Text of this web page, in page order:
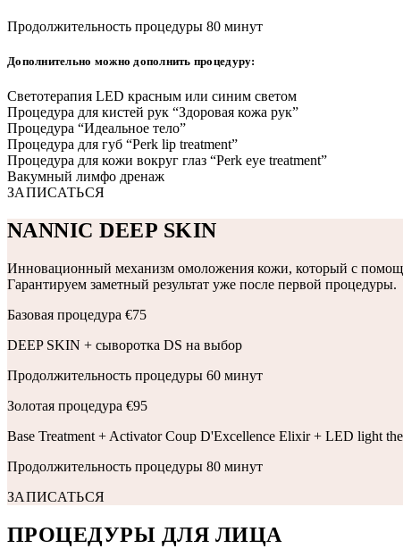
Продолжительность процедуры 80 минут
Дополнительно можно дополнить процедуру:
Светотерапия LED красным или синим светом
Процедура для кистей рук “Здоровая кожа рук”
Процедура “Идеальное тело”
Процедура для губ “Perk lip treatment”
Процедура для кожи вокруг глаз “Perk eye treatment”
Вакумный лимфо дренаж
ЗАПИСАТЬСЯ
NANNIC DEEP SKIN
Инновационный механизм омоложения кожи, который с
Гарантируем заметный результат уже после первой процедуры.
Базовая процедура €75
DEEP SKIN + сыворотка DS на выбор
Продолжительность процедуры 60 минут
Золотая процедура €95
Base Treatment + Activator Coup D'Excellence Elixir + LED light
Продолжительность процедуры 80 минут
ЗАПИСАТЬСЯ
ПРОЦЕДУРЫ ДЛЯ ЛИЦА